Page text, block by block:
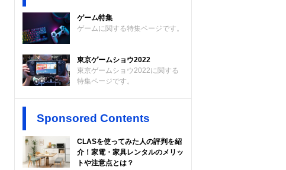
ゲーム特集
ゲームに関する特集ページです。
東京ゲームショウ2022
東京ゲームショウ2022に関する
特集ページです。
Sponsored Contents
CLASを使ってみた人の評判を紹
介！家電・家具レンタルのメリッ
トや注意点とは？